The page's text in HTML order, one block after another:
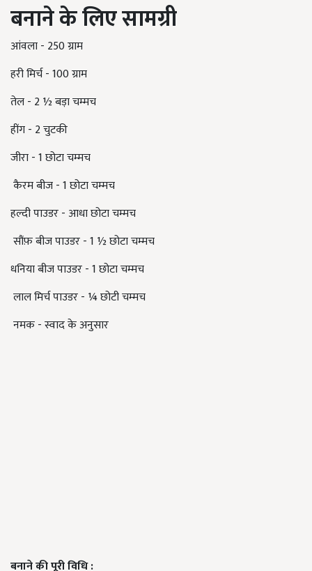
बनानेकेलिएसामग्री
आंवला - 250 ग्राम
हरी मिर्च - 100 ग्राम
तेल - 2 ½ बड़ा चम्मच
हींग - 2 चुटकी
जीरा - 1 छोटा चम्मच
कैरम बीज - 1 छोटा चम्मच
हल्दी पाउडर - आधा छोटा चम्मच
सौंफ़ बीज पाउडर - 1 ½ छोटा चम्मच
धनिया बीज पाउडर - 1 छोटा चम्मच
लाल मिर्च पाउडर - ¼ छोटी चम्मच
नमक - स्वाद के अनुसार
बनानेकीपूरीविधि: